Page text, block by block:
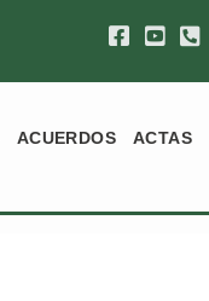
ACUERDOS ACTAS